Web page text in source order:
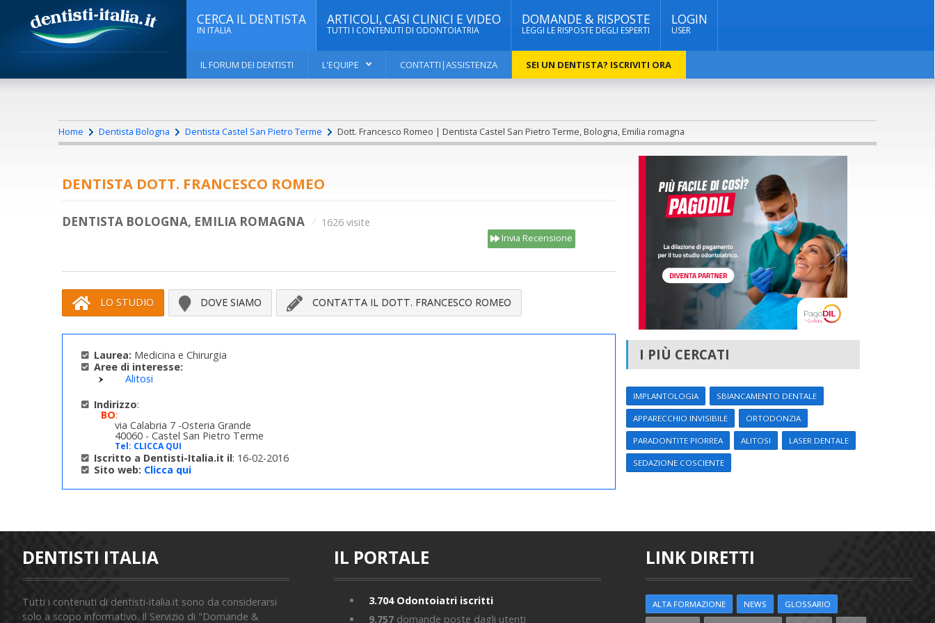
CERCA IL DENTISTA
IN ITALIA
ARTICOLI, CASI CLINICI E VIDEO
TUTTI I CONTENUTI DI ODONTOIATRIA
DOMANDE & RISPOSTE
LEGGI LE RISPOSTE DEGLI ESPERTI
LOGIN
USER
IL FORUM DEI DENTISTI L'EQUIPE CONTATTI|ASSISTENZA SEI UN DENTISTA? ISCRIVITI ORA
Home Dentista Bologna Dentista Castel San Pietro Terme Dott. Francesco Romeo | Dentista Castel San Pietro Terme, Bologna, Emilia romagna
DENTISTA DOTT. FRANCESCO ROMEO
DENTISTA BOLOGNA, EMILIA ROMAGNA 1626 visite
Invia Recensione
LO STUDIO DOVE SIAMO CONTATTA IL DOTT. FRANCESCO ROMEO
Laurea: Medicina e Chirurgia
Aree di interesse:
Alitosi
Indirizzo:
BO:
via Calabria 7 -Osteria Grande
40060 - Castel San Pietro Terme
Tel: CLICCA QUI
Iscritto a Dentisti-Italia.it il: 16-02-2016
Sito web: Clicca qui
I PIÙ CERCATI
IMPLANTOLOGIA SBIANCAMENTO DENTALE
APPARECCHIO INVISIBILE ORTODONZIA
PARADONTITE PIORREA ALITOSI LASER DENTALE
SEDAZIONE COSCIENTE
DENTISTI ITALIA
Tutti i contenuti di dentisti-italia.it sono da considerarsi
solo a scopo informativo. Il Servizio di "Domande &
IL PORTALE
3.704Odontoiatri iscritti
9.757 domande poste dagli utenti
LINK DIRETTI
ALTA FORMAZIONE NEWS GLOSSARIO